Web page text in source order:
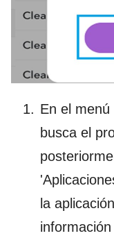
En el menú
busca el
la